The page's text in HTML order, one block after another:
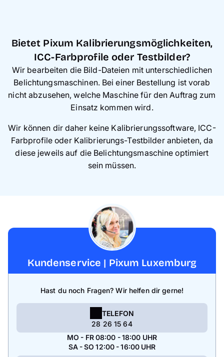
Bietet Pixum Kalibrierungsmöglichkeiten,
ICC-Farbprofile oder Testbilder?
Wir bearbeiten die Bild-Dateien mit unterschiedlichen
Belichtungsmaschinen. Bei einer Bestellung ist vorab
nicht abzusehen, welche Maschine für den Auftrag zum
Einsatz kommen wird.
Wir können dir daher keine Kalibrierungssoftware, ICC-
Farbprofile oder Kalibrierungs-Testbilder anbieten, da
diese jeweils auf die Belichtungsmaschine optimiert
sein müssen.
Kundenservice | Pixum Luxemburg
Hast du noch Fragen? Wir helfen dir gerne!
TELEFON
28 26 15 64
MO - FR 08:00 - 18:00 UHR
SA - SO 12:00 - 16:00 UHR